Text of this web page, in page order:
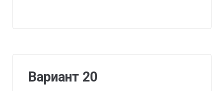
Вариант 20